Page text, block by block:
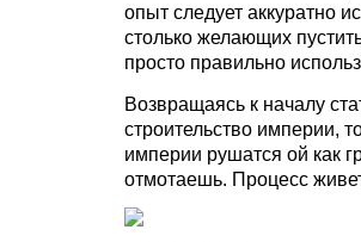
опыт следует аккуратно
столько желающих
просто правильно
Возвращаясь к началу
строительство империи,
империи рушатся ой как
отмотаешь. Процесс